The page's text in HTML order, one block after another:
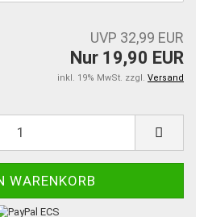
UVP 32,99 EUR
Nur 19,90 EUR
inkl. 19% MwSt. zzgl. Versand